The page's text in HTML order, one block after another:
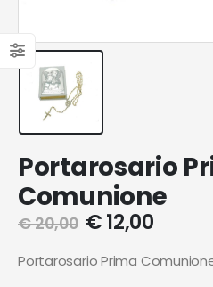
Portarosario
Comunione
€20,00 €12,00
Portarosario Prima